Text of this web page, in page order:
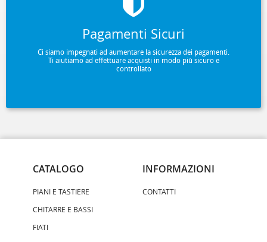
Pagamenti Sicuri
Ci siamo impegnati ad aumentare la sicurezza dei pagamenti.
Ti aiutiamo ad effettuare acquisti in modo più sicuro e
controllato
CATALOGO
PIANI E TASTIERE
CHITARRE E BASSI
FIATI
INFORMAZIONI
CONTATTI